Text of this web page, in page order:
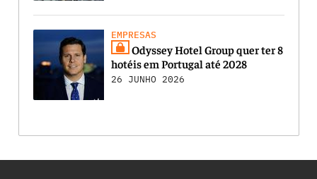
EMPRESAS
Odyssey Hotel Group quer ter 8
hotéis em Portugal até 2028
26 JUNHO 2026